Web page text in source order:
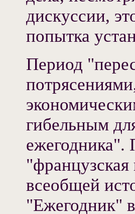
дискуссии,
попытка
Период
гибельным
ежегодника".
всеобщей
"Ежегодник"